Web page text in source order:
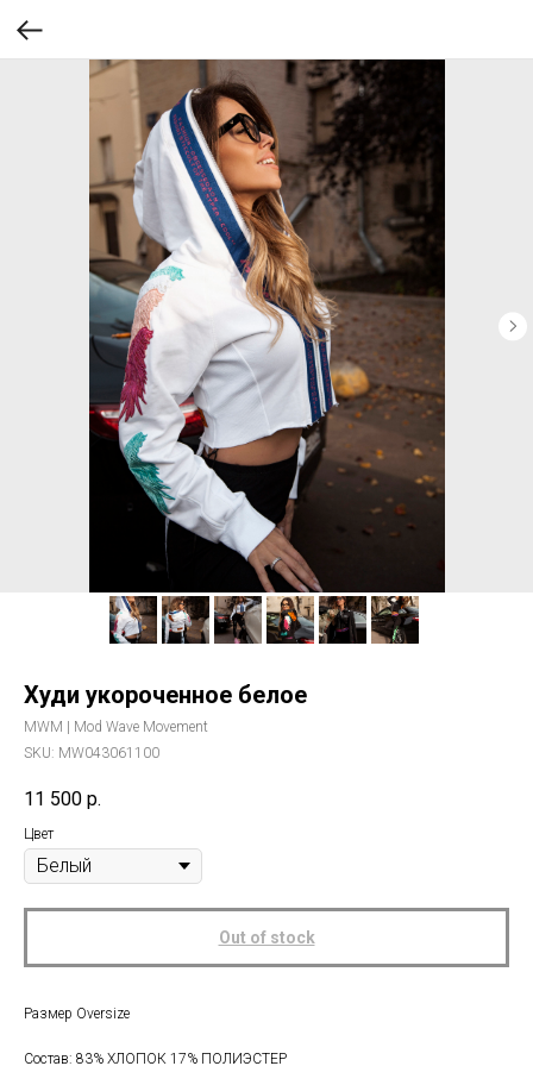
Худи укороченное белое
MWM | Mod Wave Movement
SKU: MW043061100
11 500 р.
Цвет
Out of stock
Размер Oversize
Состав: 83% ХЛОПОК 17% ПОЛИЭСТЕР